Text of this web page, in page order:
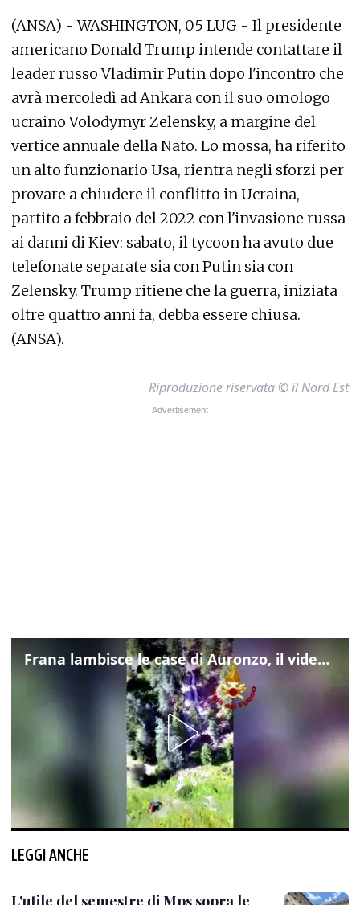
(ANSA) - WASHINGTON, 05 LUG - Il presidente
americano Donald Trump intende contattare il
leader russo Vladimir Putin dopo l'incontro che
avrà mercoledì ad Ankara con il suo omologo
ucraino Volodymyr Zelensky, a margine del
vertice annuale della Nato. Lo mossa, ha riferito
un alto funzionario Usa, rientra negli sforzi per
provare a chiudere il conflitto in Ucraina,
partito a febbraio del 2022 con l'invasione russa
ai danni di Kiev: sabato, il tycoon ha avuto due
telefonate separate sia con Putin sia con
Zelensky. Trump ritiene che la guerra, iniziata
oltre quattro anni fa, debba essere chiusa.
(ANSA).
Riproduzione riservata © il Nord Est
Frana lambisce le case di Auronzo, il video dall'elicottero dei vigili del fuoco
LEGGI ANCHE
L'utile del semestre di Mps sopra le